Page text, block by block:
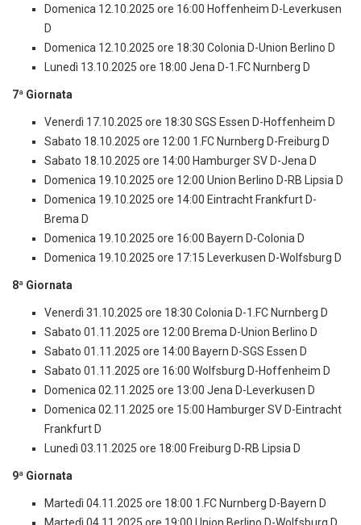
Domenica 12.10.2025 ore 16:00 Hoffenheim D-Leverkusen
D
Domenica 12.10.2025 ore 18:30 Colonia D-Union Berlino D
Lunedì 13.10.2025 ore 18:00 Jena D-1.FC Nurnberg D
7ª Giornata
Venerdì 17.10.2025 ore 18:30 SGS Essen D-Hoffenheim D
Sabato 18.10.2025 ore 12:00 1.FC Nurnberg D-Freiburg D
Sabato 18.10.2025 ore 14:00 Hamburger SV D-Jena D
Domenica 19.10.2025 ore 12:00 Union Berlino D-RB Lipsia D
Domenica 19.10.2025 ore 14:00 Eintracht Frankfurt D-
Brema D
Domenica 19.10.2025 ore 16:00 Bayern D-Colonia D
Domenica 19.10.2025 ore 17:15 Leverkusen D-Wolfsburg D
8ª Giornata
Venerdì 31.10.2025 ore 18:30 Colonia D-1.FC Nurnberg D
Sabato 01.11.2025 ore 12:00 Brema D-Union Berlino D
Sabato 01.11.2025 ore 14:00 Bayern D-SGS Essen D
Sabato 01.11.2025 ore 16:00 Wolfsburg D-Hoffenheim D
Domenica 02.11.2025 ore 13:00 Jena D-Leverkusen D
Domenica 02.11.2025 ore 15:00 Hamburger SV D-Eintracht
Frankfurt D
Lunedì 03.11.2025 ore 18:00 Freiburg D-RB Lipsia D
9ª Giornata
Martedì 04.11.2025 ore 18:00 1.FC Nurnberg D-Bayern D
Martedì 04.11.2025 ore 19:00 Union Berlino D-Wolfsburg D